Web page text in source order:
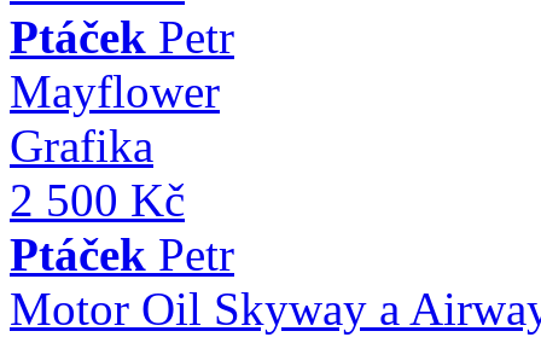
Ptáček Petr
Mayflower
Grafika
2 500 Kč
Ptáček Petr
Motor Oil Skyway a